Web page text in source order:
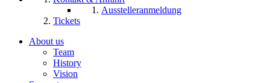
Ausstelleranmeldung
Tickets
About us
Team
History
Vision